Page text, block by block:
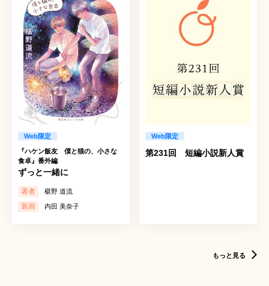
Web限定
『ハケン飯友 僕と猫の、小さな
食卓』番外編
ずっと一緒に
著者 椹野 道流
装画 内田 美奈子
Web限定
第231回 短編小説新人賞
もっと見る